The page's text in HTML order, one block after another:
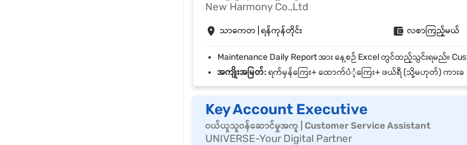
New Harmony Co.,Ltd
သာကေတ | ရန်ကုန်တိုင်း လစာကြည့်မယ်
အကျိုးအမြတ်: ရက်မှန်ကြေး+ ထောက်ပံံ့ကြေး+ ဖယ်ရီ (သို့မဟုတ်) ကားခ
Key Account Executive
ဝယ်ယူသူဝန်ဆောင်မှုအကူ | Customer Service Assistant
UNIVERSE-Your Digital Partner